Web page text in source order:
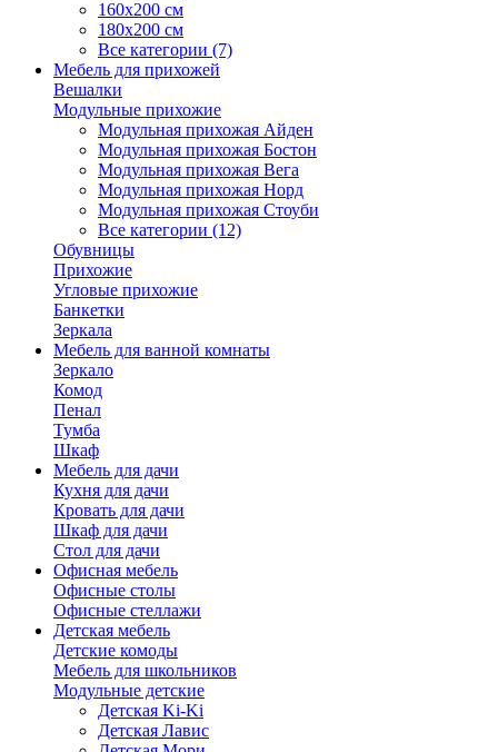
160х200 см
180х200 см
Все категории (7)
Мебель для прихожей
Вешалки
Модульные прихожие
Модульная прихожая Айден
Модульная прихожая Бостон
Модульная прихожая Вега
Модульная прихожая Норд
Модульная прихожая Стоуби
Все категории (12)
Обувницы
Прихожие
Угловые прихожие
Банкетки
Зеркала
Мебель для ванной комнаты
Зеркало
Комод
Пенал
Тумба
Шкаф
Мебель для дачи
Кухня для дачи
Кровать для дачи
Шкаф для дачи
Стол для дачи
Офисная мебель
Офисные столы
Офисные стеллажи
Детская мебель
Детские комоды
Мебель для школьников
Модульные детские
Детская Ki-Ki
Детская Лавис